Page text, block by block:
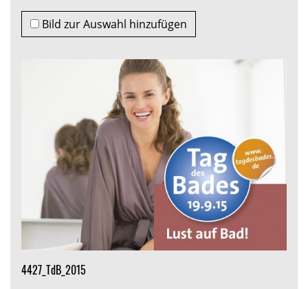
Bild zur Auswahl hinzufügen
4427_TdB_2015